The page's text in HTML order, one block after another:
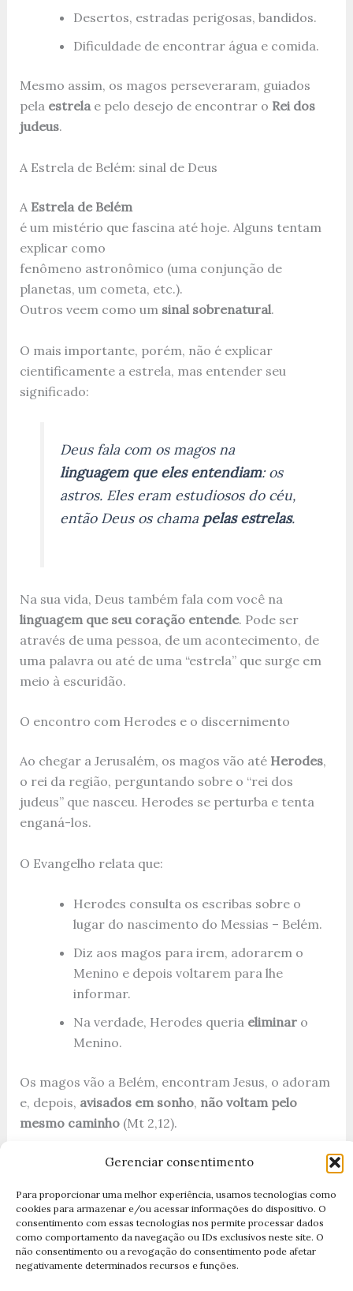
Gerenciar consentimento
Para proporcionar uma melhor experiência, usamos tecnologias como
cookies para armazenar e/ou acessar informações do dispositivo. O
consentimento com essas tecnologias nos permite processar dados
como comportamento da navegação ou IDs exclusivos neste site. O
não consentimento ou a revogação do consentimento pode afetar
negativamente determinados recursos e funções.
Desertos, estradas perigosas, bandidos.
Dificuldade de encontrar água e comida.
Mesmo assim, os magos perseveraram, guiados
pela estrelae pelo desejo de encontrar o Rei dos
judeus.
A Estrela de Belém: sinal de Deus
A Estrela de Belém
é um mistério que fascina até hoje. Alguns tentam
explicar como
fenômeno astronômico (uma conjunção de
planetas, um cometa, etc.).
Outros veem como um sinal sobrenatural.
O mais importante, porém, não é explicar
cientificamente a estrela, mas entender seu
significado:
Deus fala com os magos na
linguagem que eles entendiam: os
astros. Eles eram estudiosos do céu,
então Deus os chama pelas estrelas.
Na sua vida, Deus também fala com você na
linguagem que seu coração entende. Pode ser
através de uma pessoa, de um acontecimento, de
uma palavra ou até de uma “estrela” que surge em
meio à escuridão.
O encontro com Herodes e o discernimento
Ao chegar a Jerusalém, os magos vão até Herodes,
o rei da região, perguntando sobre o “rei dos
judeus” que nasceu. Herodes se perturba e tenta
enganá-los.
O Evangelho relata que:
Herodes consulta os escribas sobre o
lugar do nascimento do Messias – Belém.
Diz aos magos para irem, adorarem o
Menino e depois voltarem para lhe
informar.
Na verdade, Herodes queria eliminaro
Menino.
Os magos vão a Belém, encontram Jesus, o adoram
e, depois, avisados em sonho, não voltam pelo
mesmo caminho(Mt 2,12).
Isso é muito simbólico: quando alguém encontra
vida se transforma.
A transformação espiritual dos magos